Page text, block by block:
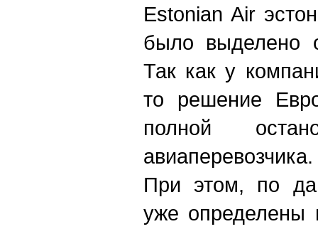
Estonian Air
было выделено
Так как у
то решение
полной
авиаперевозчика.
При этом, по
уже определены